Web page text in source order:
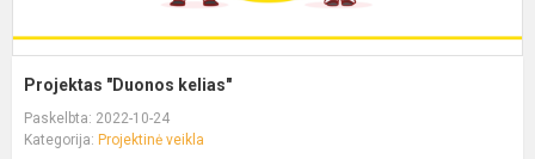
Projektas "Duonos kelias"
Paskelbta: 2022-10-24
Kategorija: Projektinė veikla